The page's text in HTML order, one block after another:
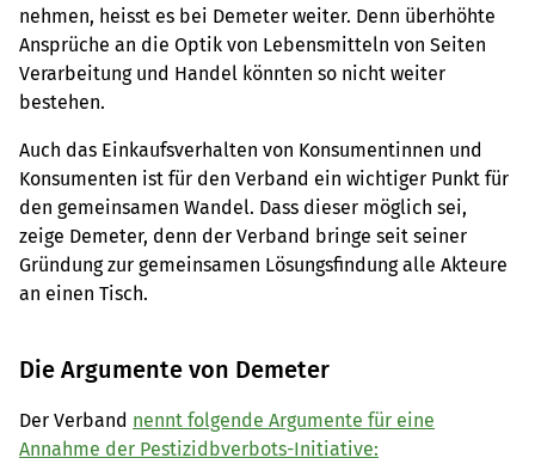
nehmen, heisst es bei Demeter weiter. Denn überhöhte
Ansprüche an die Optik von Lebensmitteln von Seiten
Verarbeitung und Handel könnten so nicht weiter
bestehen.
Auch das Einkaufsverhalten von Konsumentinnen und
Konsumenten ist für den Verband ein wichtiger Punkt für
den gemeinsamen Wandel. Dass dieser möglich sei,
zeige Demeter, denn der Verband bringe seit seiner
Gründung zur gemeinsamen Lösungsfindung alle Akteure
an einen Tisch.
Die Argumente von Demeter
Der Verband nennt folgende Argumente für eine
Annahme der Pestizidbverbots-Initiative: